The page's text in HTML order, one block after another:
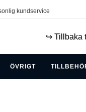
kundservice
↪️ Tillbaka
ÖVRIGT